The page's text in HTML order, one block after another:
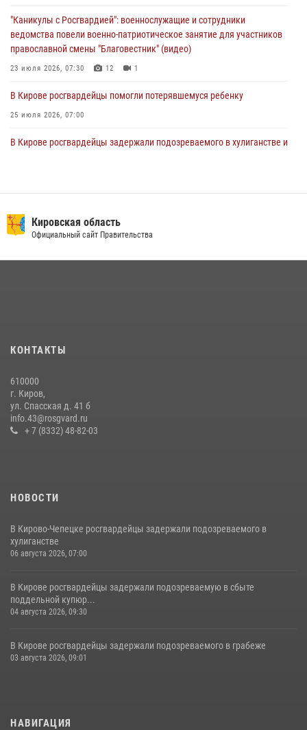
"Каникулы с Росгвардией": военнослужащие и сотрудники
ведомства повели военно-патриотическое занятие для участников
православной смены "Благовестник" (видео)
23 июля 2026, 07:30 12 1
В Кирове росгвардейцы помогли потерявшемуся ребенку
25 июля 2026, 07:00
В Кирове росгвардейцы задержали подозреваемого в хулиганстве и
вневедомственную охрану и поступления в ведомственные вузы
22 июля 2026, 14:51 1 2
В Кирово-Чепецке росгвардейцы задержали подозреваемую в
В Кирове и Кирово-Чепецке росгвардейцы задержали
подозреваемых в хулиганстве
19 июля 2026, 07:00
Кировская область
Официальный сайт Правительства
КОНТАКТЫ
610000
г. Киров,
ул. Спасская д. 41 б
info.43@rosgvard.ru
+ 7 (8332) 48-82-03
НОВОСТИ
В Кирово-Чепецке росгвардейцы задержали подозреваемого в
хулиганстве
06 августа 2026, 07:00
В Кирове росгвардейцы задержали подозреваемую в сбыте
поддельной купюр...
04 августа 2026, 09:30
В Кирове росгвардейцы задержали подозреваемого в грабеже
03 августа 2026, 09:01
НАВИГАЦИЯ